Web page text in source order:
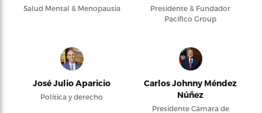
Salud Mental & Menopausia
Presidente & Fundador
Pacifico Group
José Julio Aparicio
Política y derecho
Carlos Johnny Méndez
Núñez
Presidente Cámara de